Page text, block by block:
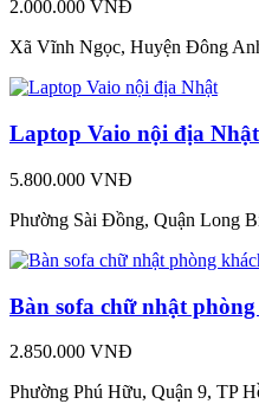
2.000.000 VNĐ
Xã Vĩnh Ngọc, Huyện Đông
Laptop Vaio nội địa Nhật
5.800.000 VNĐ
Phường Sài Đồng, Quận Long
Bàn sofa chữ nhật
2.850.000 VNĐ
Phường Phú Hữu, Quận 9, TP